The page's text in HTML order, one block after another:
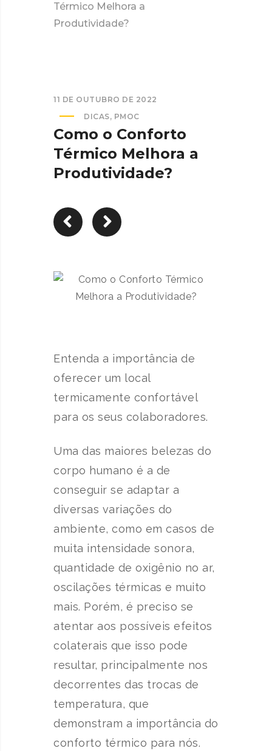
Térmico Melhora a
Produtividade?
11 DE OUTUBRO DE 2022
DICAS, PMOC
Como o Conforto
Térmico Melhora a
Produtividade?
Entenda a importância de
oferecer um local
termicamente confortável
para os seus colaboradores.
Uma das maiores belezas do
corpo humano é a de
conseguir se adaptar a
diversas variações do
ambiente, como em casos de
muita intensidade sonora,
quantidade de oxigênio no ar,
oscilações térmicas e muito
mais. Porém, é preciso se
atentar aos possíveis efeitos
colaterais que isso pode
resultar, principalmente nos
decorrentes das trocas de
temperatura, que
demonstram a importância do
conforto térmico para nós.